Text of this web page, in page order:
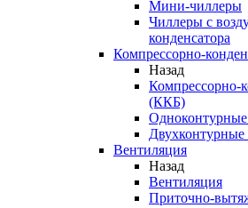
Мини-чиллеры
Чиллеры с
конденсатора
Компрессорно-
Назад
Компрессорно-
(ККБ)
Вентиляция
Назад
Вентиляция
Приточно-